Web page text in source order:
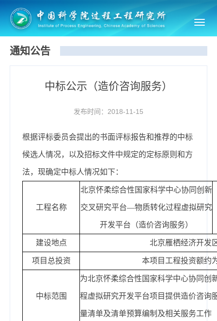
通知公告
中标公示（造价咨询服务）
发布时间：2018-11-15
根据评标委员会提出的书面评标报告和推荐的中标
候选人情况，以及招标文件中规定的定标原则和方
法，现确定中标人情况如下：
工程名称
北京怀柔综合性国家科学中心协同创新
交叉研究平台—物质转化过程虚拟研究
开发平台（造价咨询服务）
建设地点 北京雁栖经济开发
项目总投资 本项目工程投资额约
中标范围
为北京怀柔综合性国家科学中心协同
程虚拟研究开发平台项目提供造价咨询
量清单及清单预算编制及相关服务工作